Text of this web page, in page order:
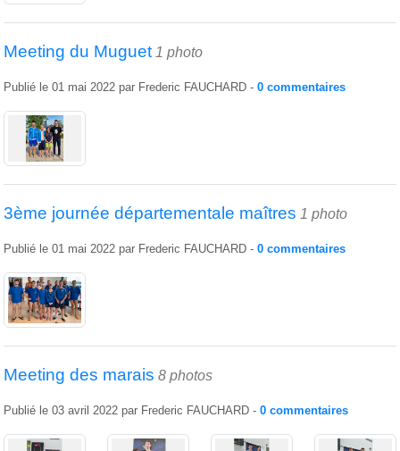
Meeting du Muguet 1 photo
Publié le 01 mai 2022 par Frederic FAUCHARD - 0 commentaires
3ème journée départementale maîtres 1 photo
Publié le 01 mai 2022 par Frederic FAUCHARD - 0 commentaires
Meeting des marais 8 photos
Publié le 03 avril 2022 par Frederic FAUCHARD - 0 commentaires